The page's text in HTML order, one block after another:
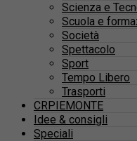
Scienza e
Scuola e
Società
Spettacolo
Sport
Tempo Libero
Trasporti
CRPIEMONTE
Idee & consigli
Speciali